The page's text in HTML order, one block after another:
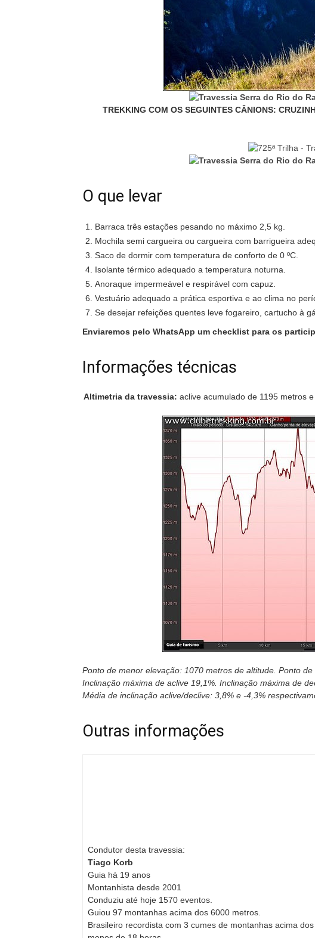
TREKKING COM OS SEGUINTES CÂNIONS:
O que levar
Barraca três estações pesando no máximo 2,5 kg.
Mochila semi cargueira ou cargueira com barrigueira
Saco de dormir com temperatura de conforto de 0 ºC.
Isolante térmico adequado a temperatura noturna.
Anoraque impermeável e respirável com capuz.
Vestuário adequado a prática esportiva e ao clima no
Se desejar refeições quentes leve fogareiro, cartucho à
Enviaremos pelo WhatsApp um checklist para os
Informações técnicas
Altimetria da travessia: aclive acumulado de 1195 metros
Ponto de menor elevação: 1070 metros de altitude. Ponto
Inclinação máxima de aclive 19,1%. Inclinação máxima de
Média de inclinação aclive/declive: 3,8% e -4,3%
Outras informações
Condutor desta travessia:
Tiago Korb
Guia há 19 anos
Montanhista desde 2001
Conduziu até hoje 1570 eventos.
Guiou 97 montanhas acima dos 6000 metros.
Brasileiro recordista com 3 cumes de montanhas acima